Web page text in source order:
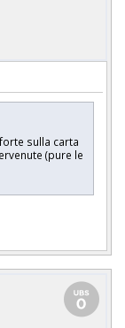
sulla carta
(pure le